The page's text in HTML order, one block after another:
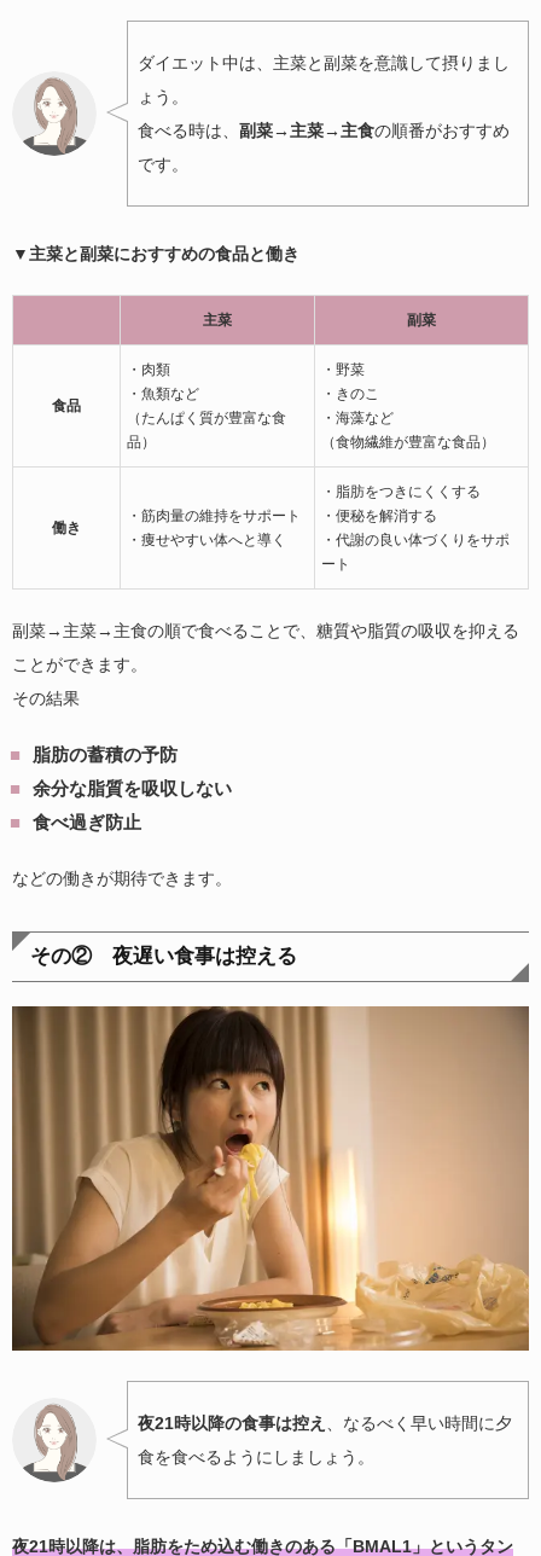
ダイエット中は、主菜と副菜を意識して摂りまし
ょう。
食べる時は、 副菜→主菜→主食の順番がおすすめ
です。
▼主菜と副菜におすすめの食品と働き
主菜 副菜
食品
・肉類
・魚類など
（たんぱく質が豊富な食
品）
・野菜
・きのこ
・海藻など
（食物繊維が豊富な食品）
働き
・筋肉量の維持をサポート
・痩せやすい体へと導く
・脂肪をつきにくくする
・便秘を解消する
・代謝の良い体づくりをサポ
ート
副菜→主菜→主食の順で食べることで、糖質や脂質の吸収を抑える
ことができます。
その結果
脂肪の蓄積の予防
余分な脂質を吸収しない
食べ過ぎ防止
などの働きが期待できます。
その② 夜遅い食事は控える
夜21時以降の食事は控え 、なるべく早い時間に夕
食を食べるようにしましょう。
夜21時以降は、脂肪をため込む働きのある「BMAL1」というタン